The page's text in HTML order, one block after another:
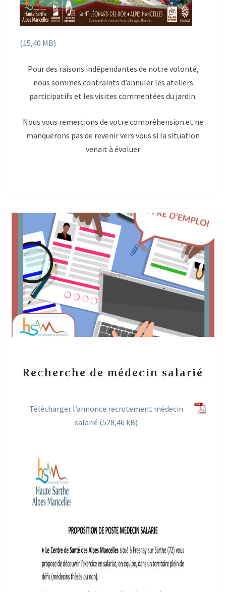
Pour des raisons indépendantes de notre volonté,
nous sommes contraints d’annuler les ateliers
participatifs et les visites commentées du jardin.
Nous vous remercions de votre compréhension et ne
manquerons pas de revenir vers vous si la situation
venait à évoluer
de
Recherche de médecin salarié
Télécharger l’annonce recrutement médecin
salarié